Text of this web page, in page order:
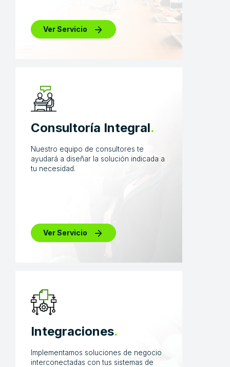
Ver Servicio
Consultoría Integral.
Nuestro equipo de consultores te
ayudará a diseñar la solución indicada a
tu necesidad.
Ver Servicio
Integraciones.
Implementamos soluciones de negocio
interconectadas con tus sistemas de